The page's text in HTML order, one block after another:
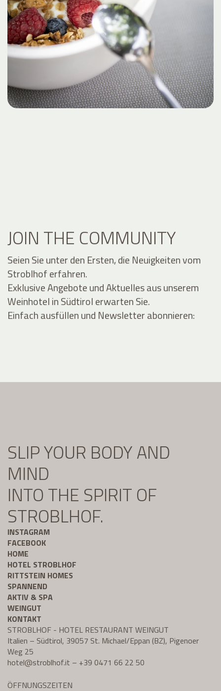
JOIN THE COMMUNITY
Seien Sie unter den Ersten, die Neuigkeiten vom
Stroblhof erfahren.
Exklusive Angebote und Aktuelles aus unserem
Weinhotel in Südtirol erwarten Sie.
Einfach ausfüllen und Newsletter abonnieren:
SLIP YOUR BODY AND
MIND
INTO THE SPIRIT OF
STROBLHOF.
INSTAGRAM
FACEBOOK
HOME
HOTEL STROBLHOF
RITTSTEIN HOMES
SPANNEND
AKTIV & SPA
WEINGUT
KONTAKT
STROBLHOF - HOTEL RESTAURANT WEINGUT
Italien – Südtirol, 39057 St. Michael/Eppan (BZ), Pigenoer
Weg 25
hotel@stroblhof.it – +39 0471 66 22 50
ÖFFNUNGSZEITEN